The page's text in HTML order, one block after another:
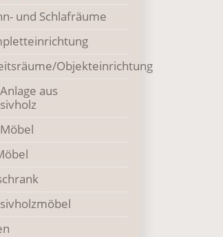
und Schlafräume
Objekteinrichtung
aus